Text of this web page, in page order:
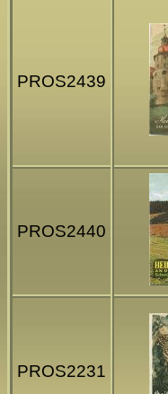
PROS2439
PROS2440
PROS2231